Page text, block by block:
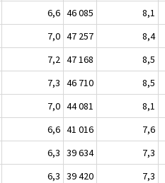
6,6 46 085 8,1
7,0 47 257 8,4
7,2 47 168 8,5
7,3 46 710 8,5
7,0 44 081 8,1
6,6 41 016 7,6
6,3 39 634 7,3
6,3 39 420 7,3